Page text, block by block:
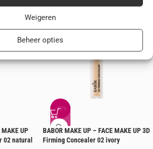
Weigeren
Beheer opties
MAKE UP
natural
-20%
BABOR MAKE UP – FACE MAKE UP 3D
Firming Concealer 02 ivory